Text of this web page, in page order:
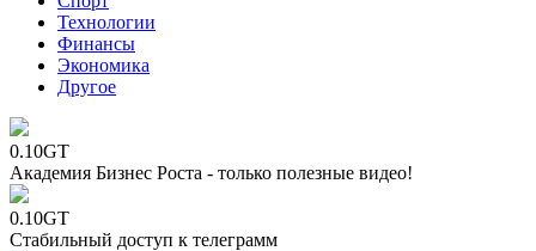
Технологии
Финансы
Экономика
Другое
0.10GT
Академия Бизнес Роста - только полезные видео!
0.10GT
Стабильный доступ к телеграмм